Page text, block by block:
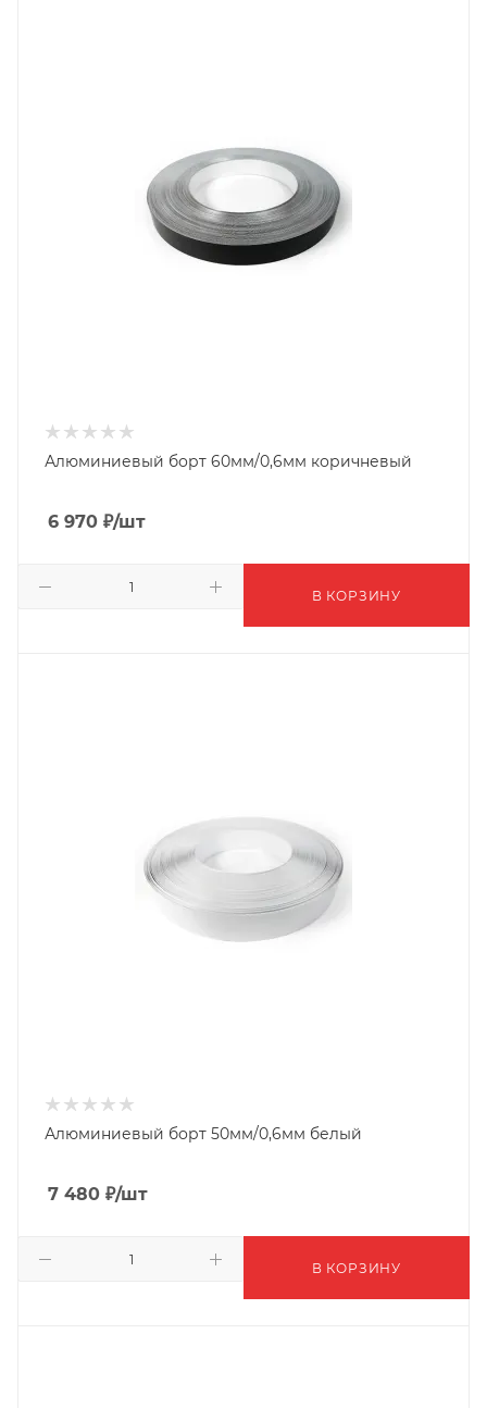
Алюминиевый борт 60мм/0,6мм коричневый
6 970 ₽/шт
В КОРЗИНУ
Алюминиевый борт 50мм/0,6мм белый
7 480 ₽/шт
В КОРЗИНУ